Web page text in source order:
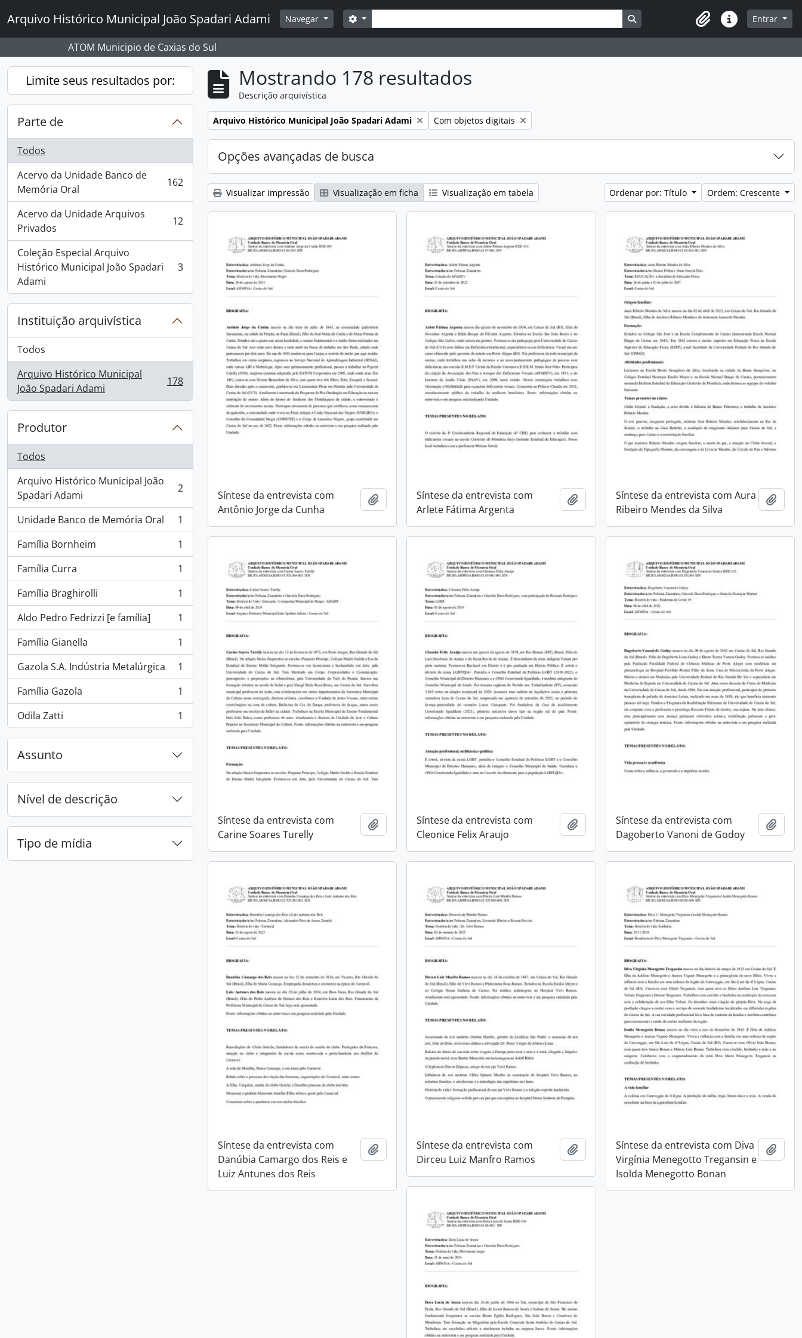
Arquivo Histórico Municipal João Spadari Adami Navegar Buscar
Opções de busca Busque na página de navegação
Atalhos Entrar
ATOM Municipio de Caxias do Sul
Limite seus resultados por:
Parte de
Todos
Acervo da Unidade Banco de
Memória Oral
, 162 resultados 162
Acervo da Unidade Arquivos
Privados
, 12 resultados 12
Coleção Especial Arquivo
Histórico Municipal João Spadari
Adami
, 3 resultados 3
Instituição arquivística
Todos
Arquivo Histórico Municipal
João Spadari Adami
, 178 resultados 178
Produtor
Todos
Arquivo Histórico Municipal João
Spadari Adami
, 2 resultados 2
Unidade Banco de Memória Oral
, 1 resultados
1
Família Bornheim
, 1 resultados
1
Família Curra
, 1 resultados
1
Família Braghirolli
, 1 resultados
1
Aldo Pedro Fedrizzi [e família]
, 1 resultados
1
Família Gianella
, 1 resultados
1
Gazola S.A. Indústria Metalúrgica
, 1 resultados
1
Família Gazola
, 1 resultados
1
Odila Zatti
, 1 resultados 1
Assunto
Nível de descrição
Tipo de mídia
Mostrando 178 resultados
Descrição arquivística
Remover filtro:
Arquivo Histórico Municipal João Spadari Adami Remover filtro:
Com objetos digitais
Opções avançadas de busca
Visualizar impressão Visualização em ficha Visualização em tabela Ordenar por: Título Ordem: Crescente
Síntese da entrevista com
Antônio Jorge da Cunha
Adicionar a área de transferência
Síntese da entrevista com
Arlete Fátima Argenta
Adicionar a área de transferência
Síntese da entrevista com Aura
Ribeiro Mendes da Silva
Síntese da entrevista com
Carine Soares Turelly
Adicionar a área de transferência
Síntese da entrevista com
Cleonice Felix Araujo
Adicionar a área de transferência
Síntese da entrevista com
Dagoberto Vanoni de Godoy
Síntese da entrevista com
Danúbia Camargo dos Reis e
Luiz Antunes dos Reis
Adicionar a área de transferência
Síntese da entrevista com
Dirceu Luiz Manfro Ramos
Adicionar a área de transferência
Síntese da entrevista com Diva
Virgínia Menegotto Tregansin e
Isolda Menegotto Bonan